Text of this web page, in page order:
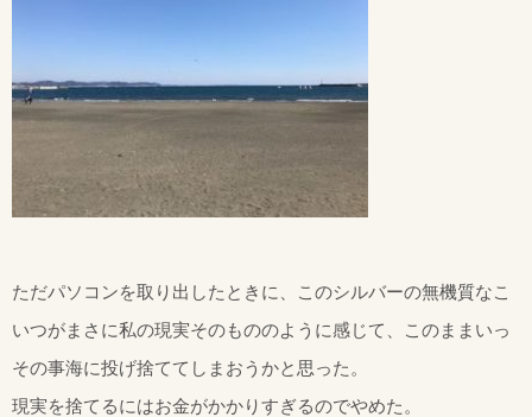
ただパソコンを取り出したときに、このシルバーの無機質なこ
いつがまさに私の現実そのもののように感じて、このままいっ
その事海に投げ捨ててしまおうかと思った。
現実を捨てるにはお金がかかりすぎるのでやめた。